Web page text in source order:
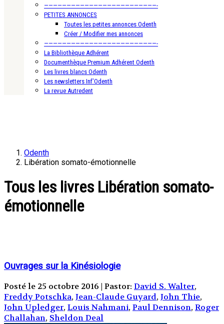
—————————————————————————-
PETITES ANNONCES
Toutes les petites annonces Odenth
Créer / Modifier mes annonces
—————————————————————————-
La Bibliothèque Adhérent
Documenthèque Premium Adhérent Odenth
Les livres blancs Odenth
Les newsletters Inf’Odenth
La revue Autredent
Odenth
Libération somato-émotionnelle
Tous les livres Libération somato-
émotionnelle
Ouvrages sur la Kinésiologie
Posté le 25 octobre 2016 | Pastor: David S. Walter,
Freddy Potschka, Jean-Claude Guyard, John Thie,
John Upledger, Louis Nahmani, Paul Dennison, Roger
Challahan, Sheldon Deal